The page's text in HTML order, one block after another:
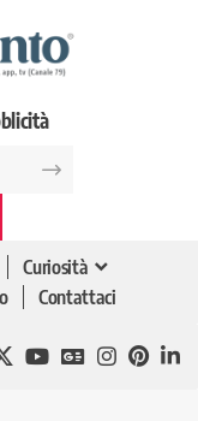
Curiosità
Contattaci